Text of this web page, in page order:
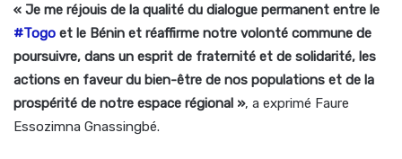
« Je me réjouis de la qualité du dialogue permanent entre le
#Togo et le Bénin et réaffirme notre volonté commune de
poursuivre, dans un esprit de fraternité et de solidarité, les
actions en faveur du bien-être de nos populations et de la
prospérité de notre espace régional », a exprimé Faure
Essozimna Gnassingbé.